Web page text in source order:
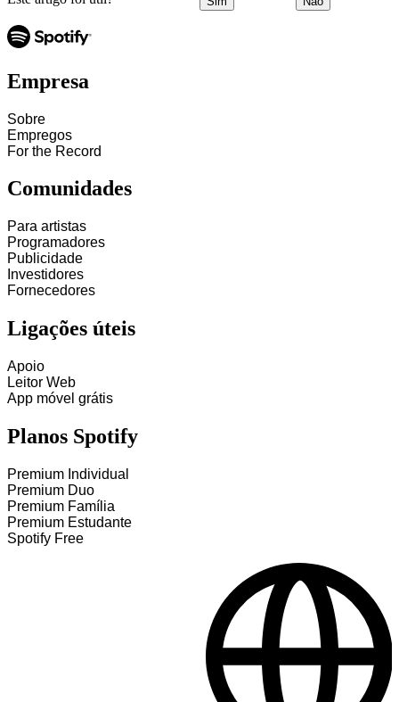
Empresa
Sobre
Empregos
For the Record
Comunidades
Para artistas
Programadores
Publicidade
Investidores
Fornecedores
Ligações úteis
Apoio
Leitor Web
App móvel grátis
Planos Spotify
Premium Individual
Premium Duo
Premium Família
Premium Estudante
Spotify Free